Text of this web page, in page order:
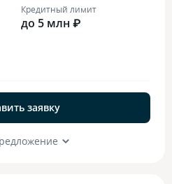
БИЗНЕС-ЗАЛЫ
СТРАХОВКА
Кредитный лимит
до 5 млн ₽
заявку